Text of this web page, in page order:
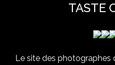
TASTE
Le site des